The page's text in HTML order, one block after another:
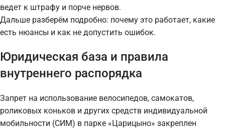
ведет к штрафу и порче нервов.
Дальше разберём подробно: почему это работает, какие
есть нюансы и как не допустить ошибок.
Юридическая база и правила
внутреннего распорядка
Запрет на использование велосипедов, самокатов,
роликовых коньков и других средств индивидуальной
мобильности (СИМ) в парке «Царицыно» закреплен